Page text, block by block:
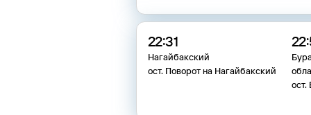
22:31
Нагайбакский
ост. Поворот на Нагайбакский
ост.